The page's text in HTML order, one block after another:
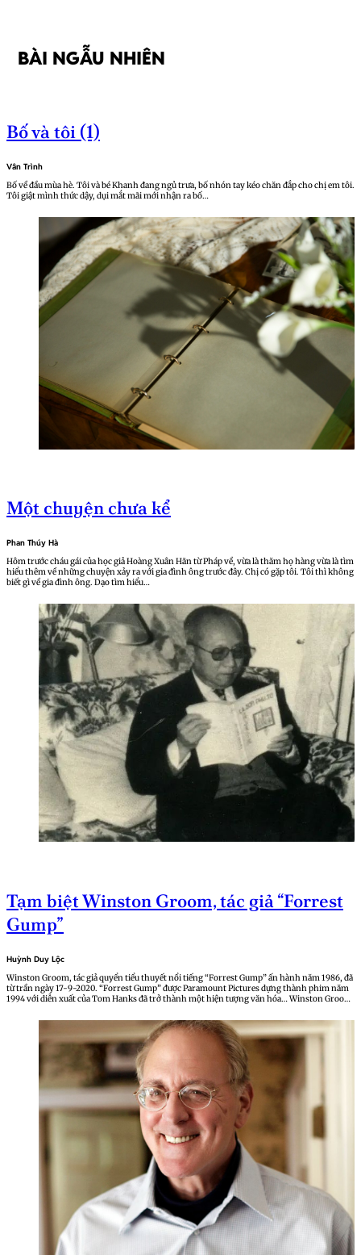
BÀI NGẪU NHIÊN
Bố và tôi (1)
Vân Trình
Bố về đầu mùa hè. Tôi và bé Khanh đang ngủ trưa, bố nhón tay kéo chăn đắp cho chị em tôi.
Tôi giật mình thức dậy, dụi mắt mãi mới nhận ra bố…
Một chuyện chưa kể
Phan Thúy Hà
Hôm trước cháu gái của học giả Hoàng Xuân Hãn từ Pháp về, vừa là thăm họ hàng vừa là tìm
hiểu thêm về những chuyện xảy ra với gia đình ông trước đây. Chị có gặp tôi. Tôi thì không
biết gì về gia đình ông. Dạo tìm hiểu…
Tạm biệt Winston Groom, tác giả “Forrest
Gump”
Huỳnh Duy Lộc
Winston Groom, tác giả quyển tiểu thuyết nổi tiếng “Forrest Gump” ấn hành năm 1986, đã
từ trần ngày 17-9-2020. “Forrest Gump” được Paramount Pictures dựng thành phim năm
1994 với diễn xuất của Tom Hanks đã trở thành một hiện tượng văn hóa… Winston Groom